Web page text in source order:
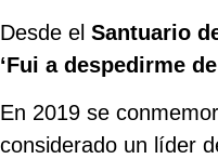
Desde el Santuario
‘Fui a despedirme
En 2019 se
considerado un líder